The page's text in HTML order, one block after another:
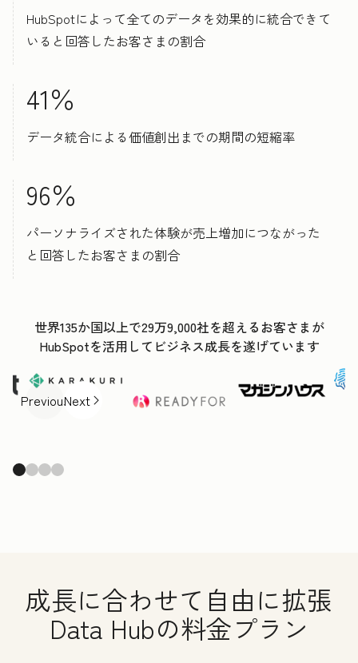
HubSpotによって全てのデータを効果的に統合できて
いると回答したお客さまの割合
41％
データ統合による価値創出までの期間の短縮率
96％
パーソナライズされた体験が売上増加につながった
と回答したお客さまの割合
世界135か国以上で29万9,000社を超えるお客さまが
HubSpotを活用してビジネス成長を遂げています
PreviousNext
成長に合わせて自由に拡張
Data Hubの料金プラン